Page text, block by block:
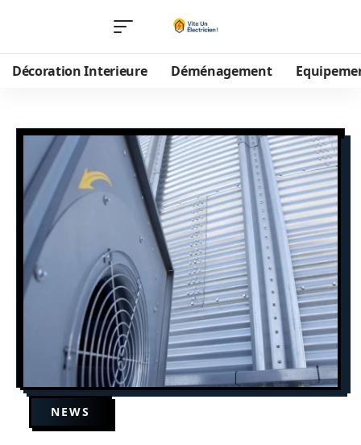
Décoration Interieure Déménagement
NEWS